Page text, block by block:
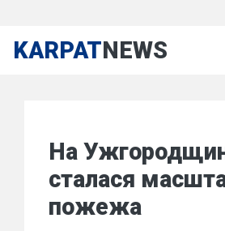
KARPATNEWS
На
сталася
пожежа